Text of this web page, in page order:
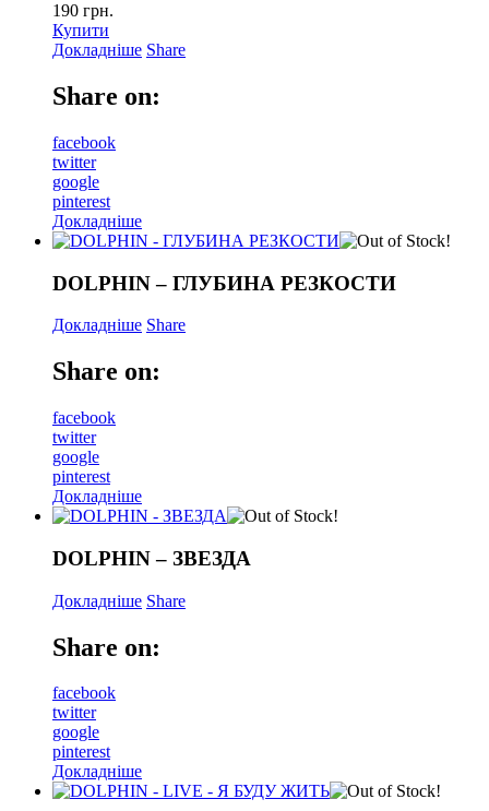
190 грн.
Купити
Докладніше Share
Share on:
facebook
twitter
google
pinterest
Докладніше
DOLPHIN – ГЛУБИНА РЕЗКОСТИ
Докладніше Share
Share on:
facebook
twitter
google
pinterest
Докладніше
DOLPHIN – ЗВЕЗДА
Докладніше Share
Share on:
facebook
twitter
google
pinterest
Докладніше